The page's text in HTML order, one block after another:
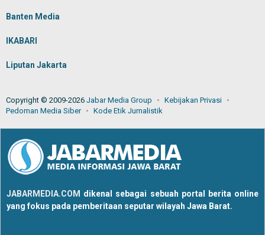
Banten Media
IKABARI
Liputan Jakarta
Copyright © 2009-2026 Jabar Media Group
Kebijakan Privasi
Pedoman Media Siber
Kode Etik Jurnalistik
JABARMEDIA.COM dikenal sebagai sebuah portal berita online
yang fokus pada pemberitaan seputar wilayah Jawa Barat.